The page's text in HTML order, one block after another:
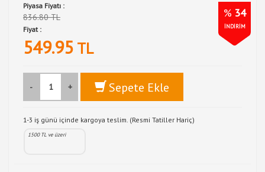
Piyasa Fiyatı :
836.80 TL % 34
İNDİRİM
Fiyat :
549.95 TL
- + Sepete Ekle
1-3 iş günü içinde kargoya teslim. (Resmi Tatiller Hariç)
1500 TL ve üzeri